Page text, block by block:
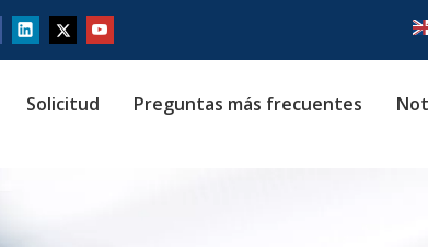
Solicitud Preguntas más frecuentes